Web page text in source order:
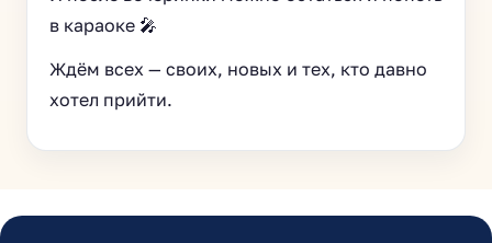
в караоке 🎤
Ждём всех — своих, новых и тех, кто давно
хотел прийти.